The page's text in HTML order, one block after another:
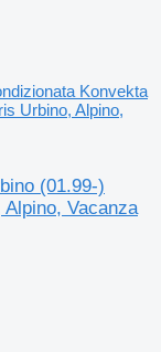
Konvekta
Urbino, Alpino,
(01.99-)
Vacanza